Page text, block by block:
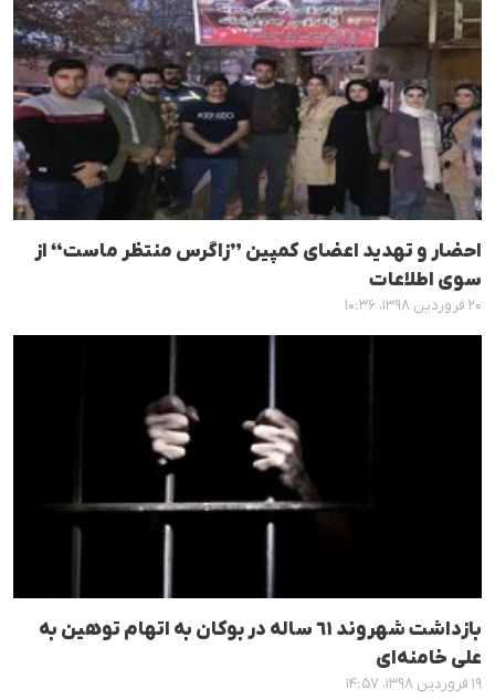
احضار و تهدید اعضای کمپین ”زاگرس منتظر ماست“ از
سوی اطلاعات
۲۰ فروردین ۱۳۹۸، ۱۰:۳۶
بازداشت شهروند ٦١ سالە در بوکان بە اتهام توهین بە
علی خامنەای
۱۹ فروردین ۱۳۹۸، ۱۴:۵۷